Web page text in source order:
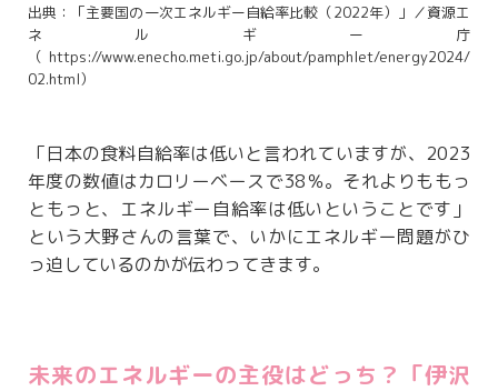
出典：「主要国の一次エネルギー自給率比較（2022年）」／資源エ
ネルギー庁
（https://www.enecho.meti.go.jp/about/pamphlet/energy2024/
02.html）
「日本の食料自給率は低いと言われていますが、2023
年度の数値はカロリーベースで38％。それよりももっ
ともっと、エネルギー自給率は低いということです」
という大野さんの言葉で、いかにエネルギー問題がひ
っ迫しているのかが伝わってきます。
未来のエネルギーの主役はどっち？「伊沢